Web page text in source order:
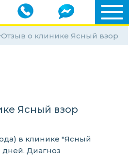
Отзыв о клинике Ясный взор
Ясный взор
в клинике "Ясный
дней. Диагноз